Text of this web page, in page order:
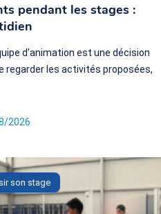
pendant les stages :
d’animation est une décision
regarder les activités proposées,
2026
son stage